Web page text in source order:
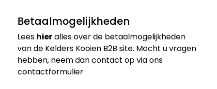
Betaalmogelijkheden
Lees hieralles over de betaalmogelijkheden
van de Kelders Kooien B2B site. Mocht u vragen
hebben, neem dan contact op via ons
contactformulier